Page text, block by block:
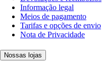
Informação legal
Meios de pagamento
Tarifas e opções de envio
Nota de Privacidade
Nossas lojas